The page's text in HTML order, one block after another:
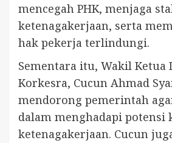
mencegah PHK, menjaga
ketenagakerjaan, serta
hak pekerja terlindungi.
Sementara itu, Wakil Ketua
Korkesra, Cucun Ahmad
mendorong pemerintah
dalam menghadapi potensi
ketenagakerjaan. Cucun